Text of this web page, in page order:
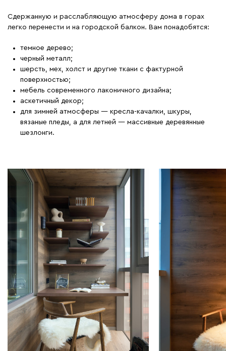
Сдержанную и расслабляющую атмосферу дома в горах
легко перенести и на городской балкон. Вам понадобятся:
темное дерево;
черный металл;
шерсть, мех, холст и другие ткани с фактурной
поверхностью;
мебель современного лаконичного дизайна;
аскетичный декор;
для зимней атмосферы — кресла-качалки, шкуры,
вязаные пледы, а для летней — массивные деревянные
шезлонги.